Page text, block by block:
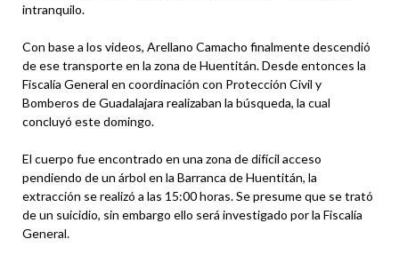
intranquilo.
Con base a los videos, Arellano Camacho finalmente descendió
de ese transporte en la zona de Huentitán. Desde entonces la
Fiscalía General en coordinación con Protección Civil y
Bomberos de Guadalajara realizaban la búsqueda, la cual
concluyó este domingo.
El cuerpo fue encontrado en una zona de difícil acceso
pendiendo de un árbol en la Barranca de Huentitán, la
extracción se realizó a las 15:00 horas. Se presume que se trató
de un suicidio, sin embargo ello será investigado por la Fiscalía
General.